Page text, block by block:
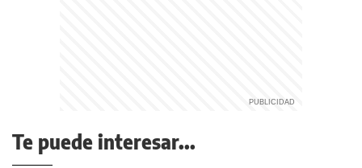
Te puede interesar...